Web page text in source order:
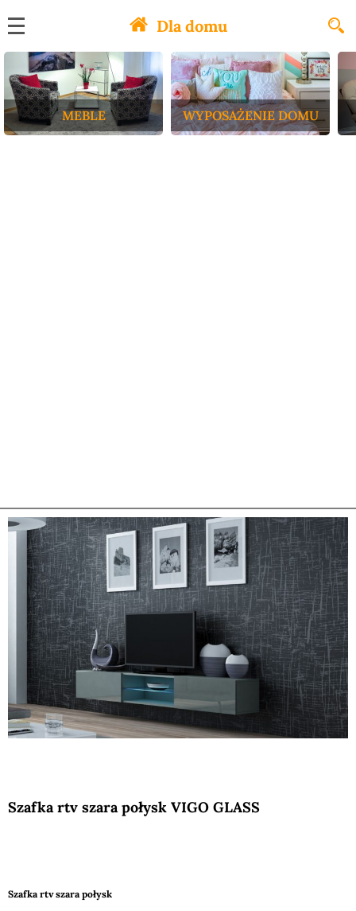
Dla domu
MEBLE WYPOSAŻENIE DOMU
Szafka rtv szara połysk VIGO GLASS
Szafka rtv szara połysk